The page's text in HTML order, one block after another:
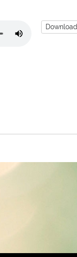
Download